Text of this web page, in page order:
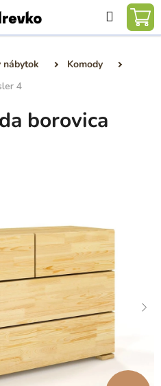
Hľadať
nábytok
Komody
4
borovica